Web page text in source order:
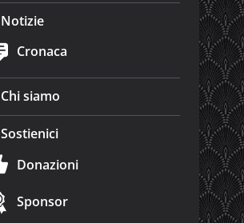
Notizie
Cronaca
Chi siamo
Sostienici
Donazioni
Sponsor